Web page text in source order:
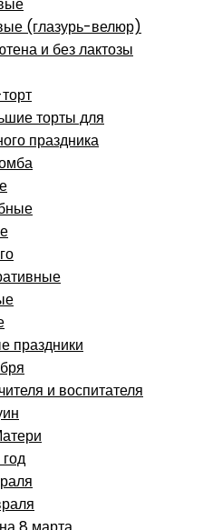
(глазурь-велюр)
и без лактозы
торты для
праздника
праздники
и воспитателя